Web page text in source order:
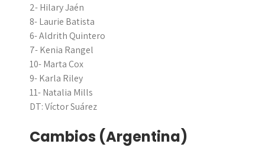
2- Hilary Jaén
8- Laurie Batista
6- Aldrith Quintero
7- Kenia Rangel
10- Marta Cox
9- Karla Riley
11- Natalia Mills
DT: Víctor Suárez
Cambios (Argentina)